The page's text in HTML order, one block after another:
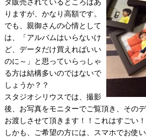
タ販売されているところはあ
りますが、かなり高額です。
でも、親御さんの心情として
は、「アルバムはいらないけ
ど、データだけ買えればいい
のに～」と思っていらっしゃ
る方は結構多いのではないで
しょうか？？
スタジオシリウスでは、撮影
後、お写真をモニターでご覧頂き、その
お渡しさせて頂きます！！これはすごい！
しかも、ご希望の方には、スマホでお使